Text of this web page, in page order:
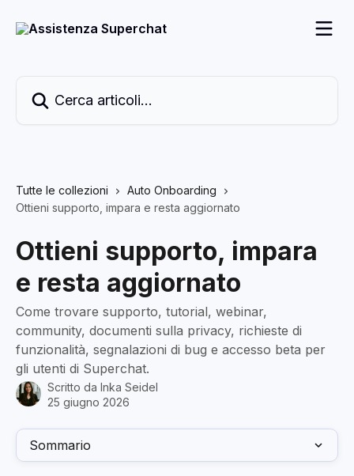
Tutte le collezioni
Auto Onboarding
Ottieni supporto, impara e resta aggiornato
Ottieni supporto, impara
e resta aggiornato
Come trovare supporto, tutorial, webinar,
community, documenti sulla privacy, richieste di
funzionalità, segnalazioni di bug e accesso beta per
gli utenti di Superchat.
Scritto da Inka Seidel
25 giugno 2026
Sommario